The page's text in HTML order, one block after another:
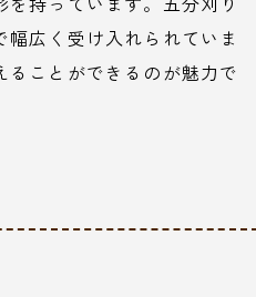
広く受け入れられていま
ことができるのが魅力で